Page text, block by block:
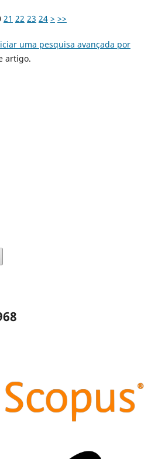
21 22 23 24 > >>
uma pesquisa avançada por
artigo.